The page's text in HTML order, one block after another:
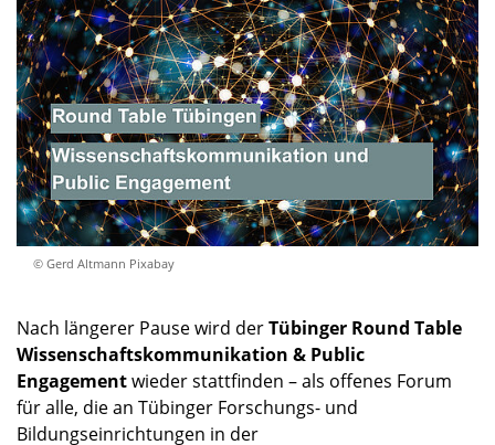
© Gerd Altmann Pixabay
Nach längerer Pause wird derTübinger Round Table
Wissenschaftskommunikation & Public
Engagementwieder stattfinden – als offenes Forum
für alle, die an Tübinger Forschungs- und
Bildungseinrichtungen in der